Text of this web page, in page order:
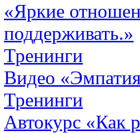
«Яркие
поддерживать.»
Тренинги
Видео
Тренинги
Автокурc «Как